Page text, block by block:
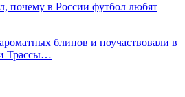
почему в России футбол любят
блинов и поучаствовали в
Трассы…